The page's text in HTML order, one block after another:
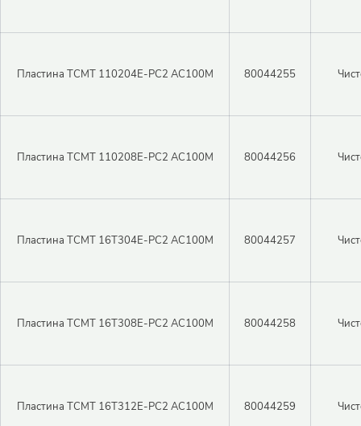
Пластина TCMT 110204E-PC2 AC100M 80044255
Пластина TCMT 110208E-PC2 AC100M 80044256
Пластина TCMT 16T304E-PC2 AC100M 80044257
Пластина TCMT 16T308E-PC2 AC100M 80044258
Пластина TCMT 16T312E-PC2 AC100M 80044259